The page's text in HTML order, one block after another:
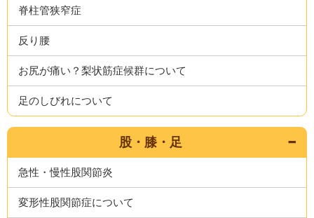
脊柱管狭窄症
反り腰
お尻が痛い？梨状筋症候群について
足のしびれについて
股・膝・足
急性・慢性股関節炎
変形性股関節症について